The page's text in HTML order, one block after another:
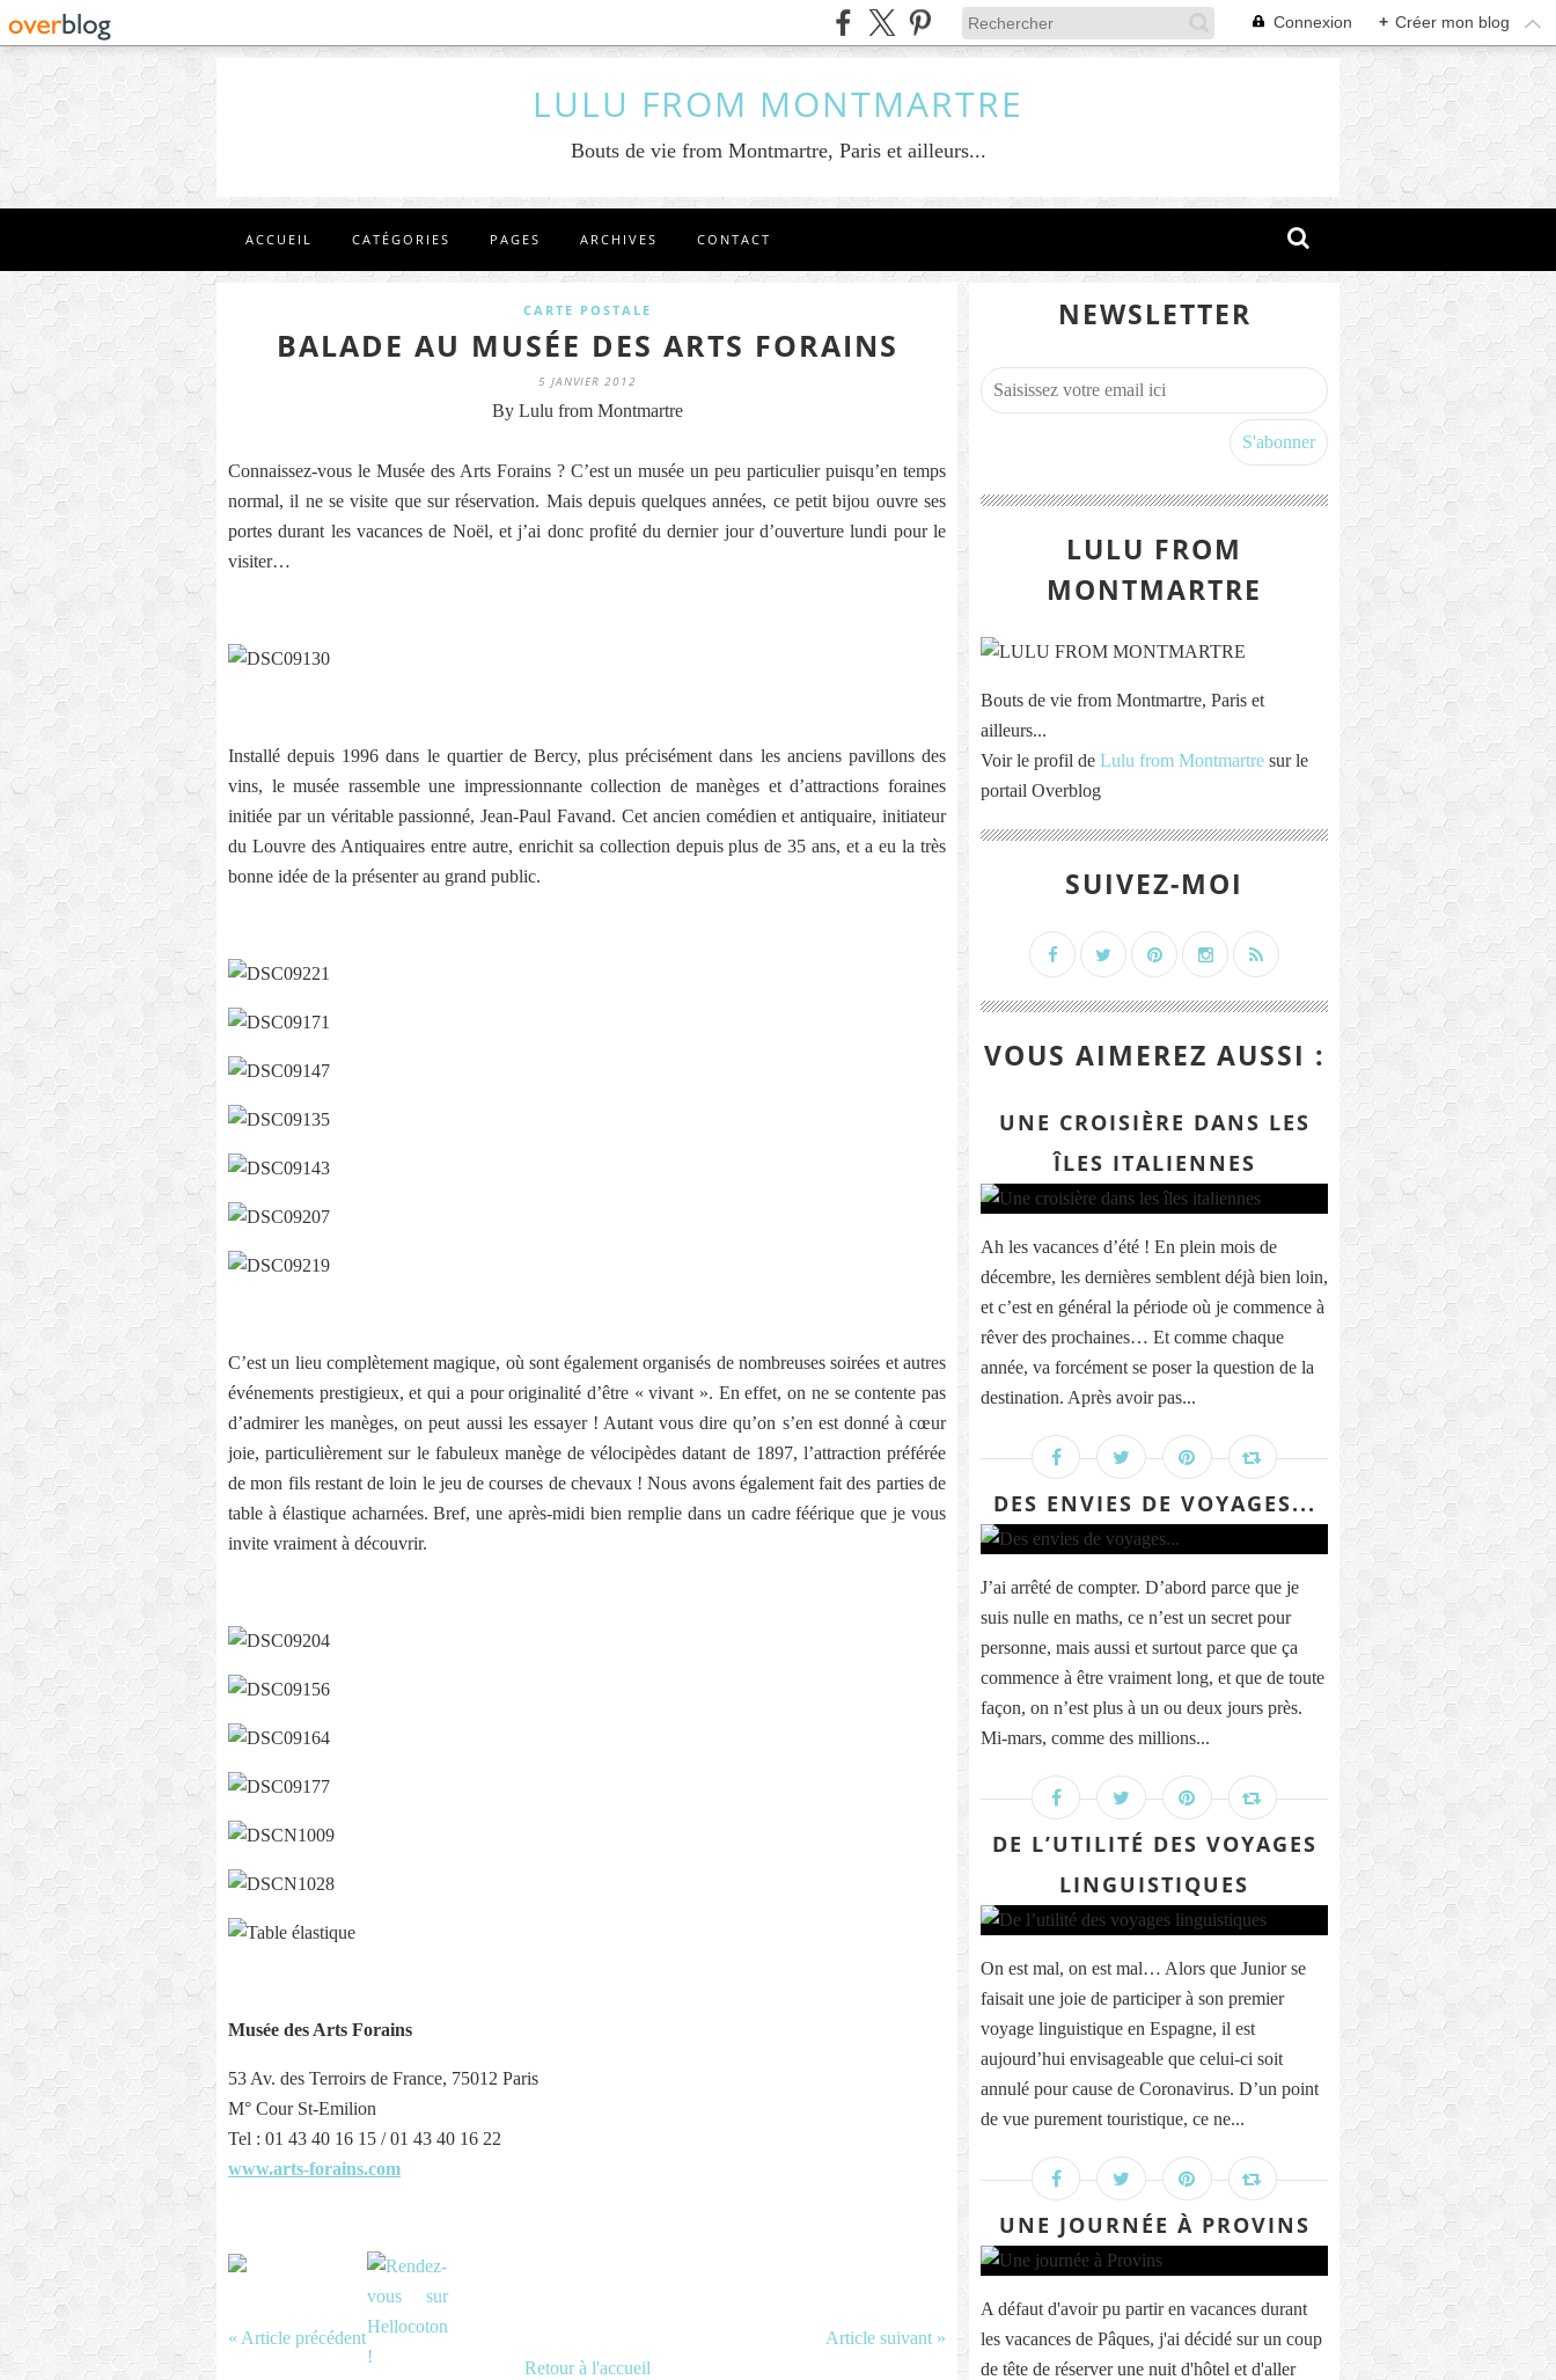
Connexion + Créer mon blog
LULU FROM MONTMARTRE
Bouts de vie from Montmartre, Paris et ailleurs...
ACCUEIL CATÉGORIES PAGES ARCHIVES CONTACT
CARTE POSTALE
BALADE AU MUSÉE DES ARTS FORAINS
5 JANVIER 2012
By Lulu from Montmartre
Connaissez-vous le Musée des Arts Forains ? C’est un musée un peu particulier puisqu’en temps
normal, il ne se visite que sur réservation. Mais depuis quelques années, ce petit bijou ouvre ses
portes durant les vacances de Noël, et j’ai donc profité du dernier jour d’ouverture lundi pour le
visiter…
Installé depuis 1996 dans le quartier de Bercy, plus précisément dans les anciens pavillons des
vins, le musée rassemble une impressionnante collection de manèges et d’attractions foraines
initiée par un véritable passionné, Jean-Paul Favand. Cet ancien comédien et antiquaire, initiateur
du Louvre des Antiquaires entre autre, enrichit sa collection depuis plus de 35 ans, et a eu la très
bonne idée de la présenter au grand public.
C’est un lieu complètement magique, où sont également organisés de nombreuses soirées et autres
événements prestigieux, et qui a pour originalité d’être « vivant ». En effet, on ne se contente pas
d’admirer les manèges, on peut aussi les essayer ! Autant vous dire qu’on s’en est donné à cœur
joie, particulièrement sur le fabuleux manège de vélocipèdes datant de 1897, l’attraction préférée
de mon fils restant de loin le jeu de courses de chevaux ! Nous avons également fait des parties de
table à élastique acharnées. Bref, une après-midi bien remplie dans un cadre féérique que je vous
invite vraiment à découvrir.
Musée des Arts Forains
53 Av. des Terroirs de France, 75012 Paris
M° Cour St-Emilion
Tel : 01 43 40 16 15 / 01 43 40 16 22
www.arts-forains.com
« Article précédent
Article suivant »
Retour à l'accueil
NEWSLETTER
LULU FROM
MONTMARTRE
Bouts de vie from Montmartre, Paris et
ailleurs...
Voir le profil de Lulu from Montmartre sur le
portail Overblog
SUIVEZ-MOI
VOUS AIMEREZ AUSSI :
UNE CROISIÈRE DANS LES
ÎLES ITALIENNES
Ah les vacances d’été ! En plein mois de
décembre, les dernières semblent déjà bien loin,
et c’est en général la période où je commence à
rêver des prochaines… Et comme chaque
année, va forcément se poser la question de la
destination. Après avoir pas...
DES ENVIES DE VOYAGES...
J’ai arrêté de compter. D’abord parce que je
suis nulle en maths, ce n’est un secret pour
personne, mais aussi et surtout parce que ça
commence à être vraiment long, et que de toute
façon, on n’est plus à un ou deux jours près.
Mi-mars, comme des millions...
DE L’UTILITÉ DES VOYAGES
LINGUISTIQUES
On est mal, on est mal… Alors que Junior se
faisait une joie de participer à son premier
voyage linguistique en Espagne, il est
aujourd’hui envisageable que celui-ci soit
annulé pour cause de Coronavirus. D’un point
de vue purement touristique, ce ne...
UNE JOURNÉE À PROVINS
A défaut d'avoir pu partir en vacances durant
les vacances de Pâques, j'ai décidé sur un coup
de tête de réserver une nuit d'hôtel et d'aller